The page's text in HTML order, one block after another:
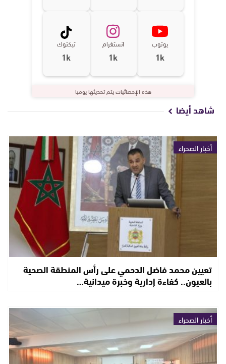
يوتوب
1k
انستغرام
1k
تيكتوك
1k
هذه الإحصائيات يتم تحديثها يوميا
شاهد أيضا
أخبار الصحراء
تعيين محمد فاضل الدحمي على رأس المنطقة الصحية
بالعيون.. كفاءة إدارية وخبرة ميدانية…
أخبار الصحراء